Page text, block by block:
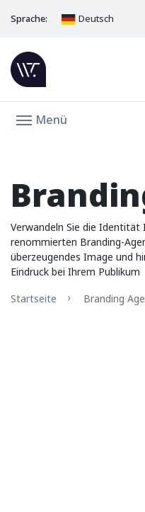
Sprache: Deutsch
Menü
Verwandeln Sie die
renommierten Branding-
überzeugendes Image und
Eindruck bei Ihrem Publikum
Startseite
Branding